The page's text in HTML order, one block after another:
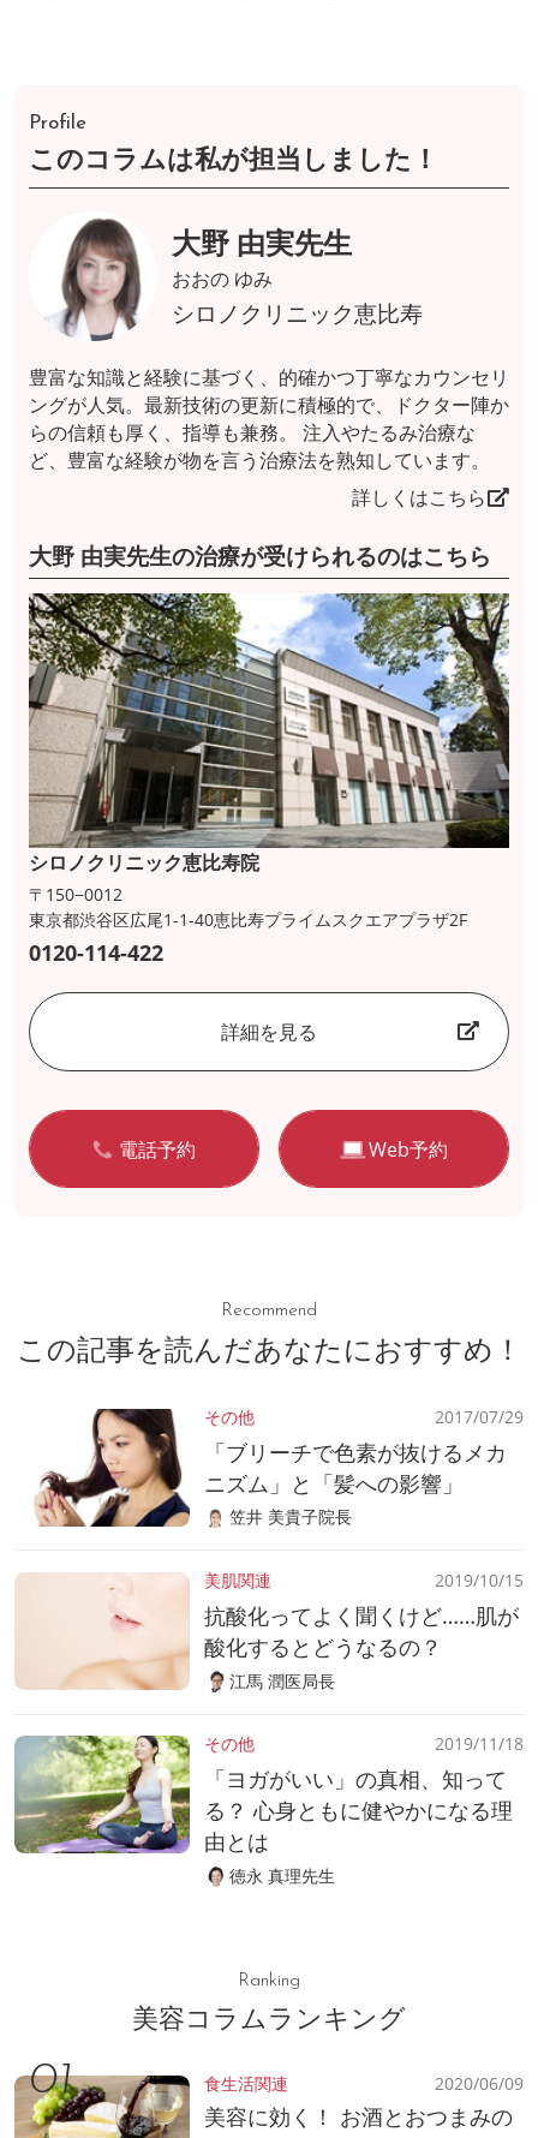
Profile
このコラムは私が担当しました！
大野 由実先生
おおの ゆみ
シロノクリニック恵比寿
豊富な知識と経験に基づく、的確かつ丁寧なカウンセリ
ングが人気。最新技術の更新に積極的で、ドクター陣か
らの信頼も厚く、指導も兼務。 注入やたるみ治療な
ど、豊富な経験が物を言う治療法を熟知しています。
詳しくはこちら
大野 由実先生の治療が受けられるのはこちら
シロノクリニック恵比寿院
〒150−0012
東京都渋谷区広尾1-1-40恵比寿プライムスクエアプラザ2F
0120-114-422
詳細を見る
電話予約 Web予約
Recommend
この記事を読んだあなたにおすすめ！
その他 2017/07/29
「ブリーチで色素が抜けるメカ
ニズム」と「髪への影響」
笠井 美貴子院長
美肌関連 2019/10/15
抗酸化ってよく聞くけど……肌が
酸化するとどうなるの？
江馬 潤医局長
その他 2019/11/18
「ヨガがいい」の真相、知って
る？ 心身ともに健やかになる理
由とは
徳永 真理先生
Ranking
美容コラムランキング
食生活関連 2020/06/09
美容に効く！ お酒とおつまみの